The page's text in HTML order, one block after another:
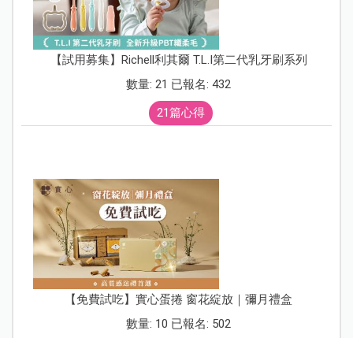
【試用募集】Richell利其爾 T.L.I第二代乳牙刷系列
數量: 21 已報名: 432
21篇心得
【免費試吃】實心蛋捲 窗花綻放｜彌月禮盒
數量: 10 已報名: 502